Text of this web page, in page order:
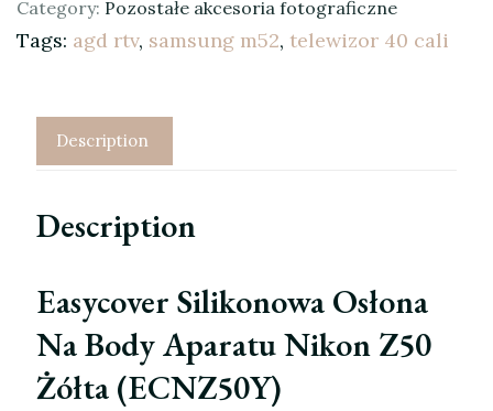
Category: Pozostałe akcesoria fotograficzne
Tags: agd rtv, samsung m52, telewizor 40 cali
Description
Description
Easycover Silikonowa Osłona
Na Body Aparatu Nikon Z50
Żółta (ECNZ50Y)